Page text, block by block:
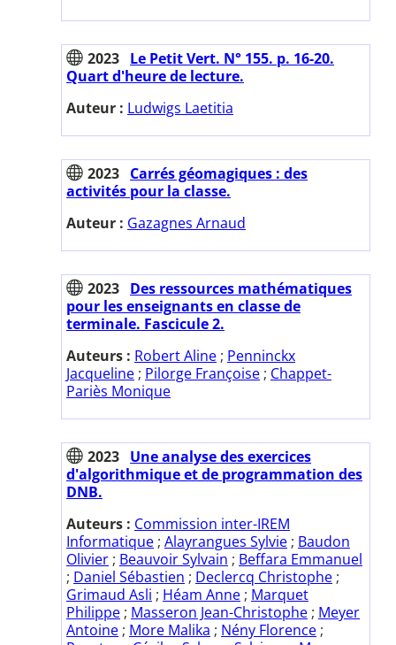
2023 Le Petit Vert. N° 155. p. 16-20.
Quart d'heure de lecture.
Auteur : Ludwigs Laetitia
2023 Carrés géomagiques : des
activités pour la classe.
Auteur : Gazagnes Arnaud
2023 Des ressources mathématiques
pour les enseignants en classe de
terminale. Fascicule 2.
Auteurs : Robert Aline ; Penninckx
Jacqueline ; Pilorge Françoise ; Chappet-
Pariès Monique
2023 Une analyse des exercices
d'algorithmique et de programmation des
DNB.
Auteurs : Commission inter-IREM
Informatique ; Alayrangues Sylvie ; Baudon
Olivier ; Beauvoir Sylvain ; Beffara Emmanuel
; Daniel Sébastien ; Declercq Christophe ;
Grimaud Asli ; Héam Anne ; Marquet
Philippe ; Masseron Jean-Christophe ; Meyer
Antoine ; More Malika ; Nény Florence ;